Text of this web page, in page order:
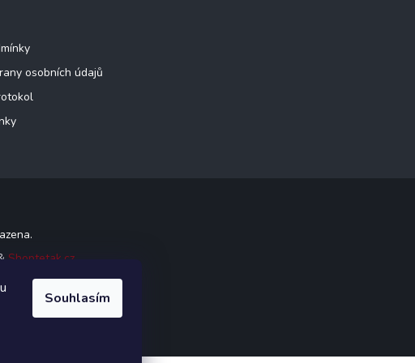
Souhlasím
osobních údajů
Shoptetak.cz.